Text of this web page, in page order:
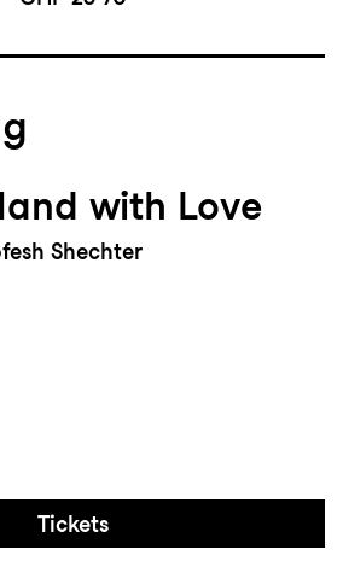
with Love
Shechter
Tickets